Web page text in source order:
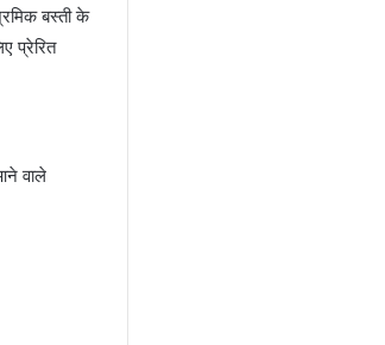
बस्ती के
प्रेरित
वाले